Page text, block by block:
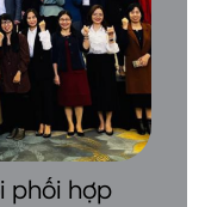
phối hợp